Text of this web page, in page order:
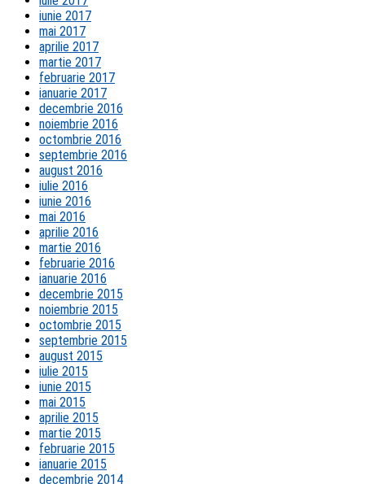
iunie 2017
mai 2017
aprilie 2017
martie 2017
februarie 2017
ianuarie 2017
decembrie 2016
noiembrie 2016
octombrie 2016
septembrie 2016
august 2016
iulie 2016
iunie 2016
mai 2016
aprilie 2016
martie 2016
februarie 2016
ianuarie 2016
decembrie 2015
noiembrie 2015
octombrie 2015
septembrie 2015
august 2015
iulie 2015
iunie 2015
mai 2015
aprilie 2015
martie 2015
februarie 2015
ianuarie 2015
decembrie 2014